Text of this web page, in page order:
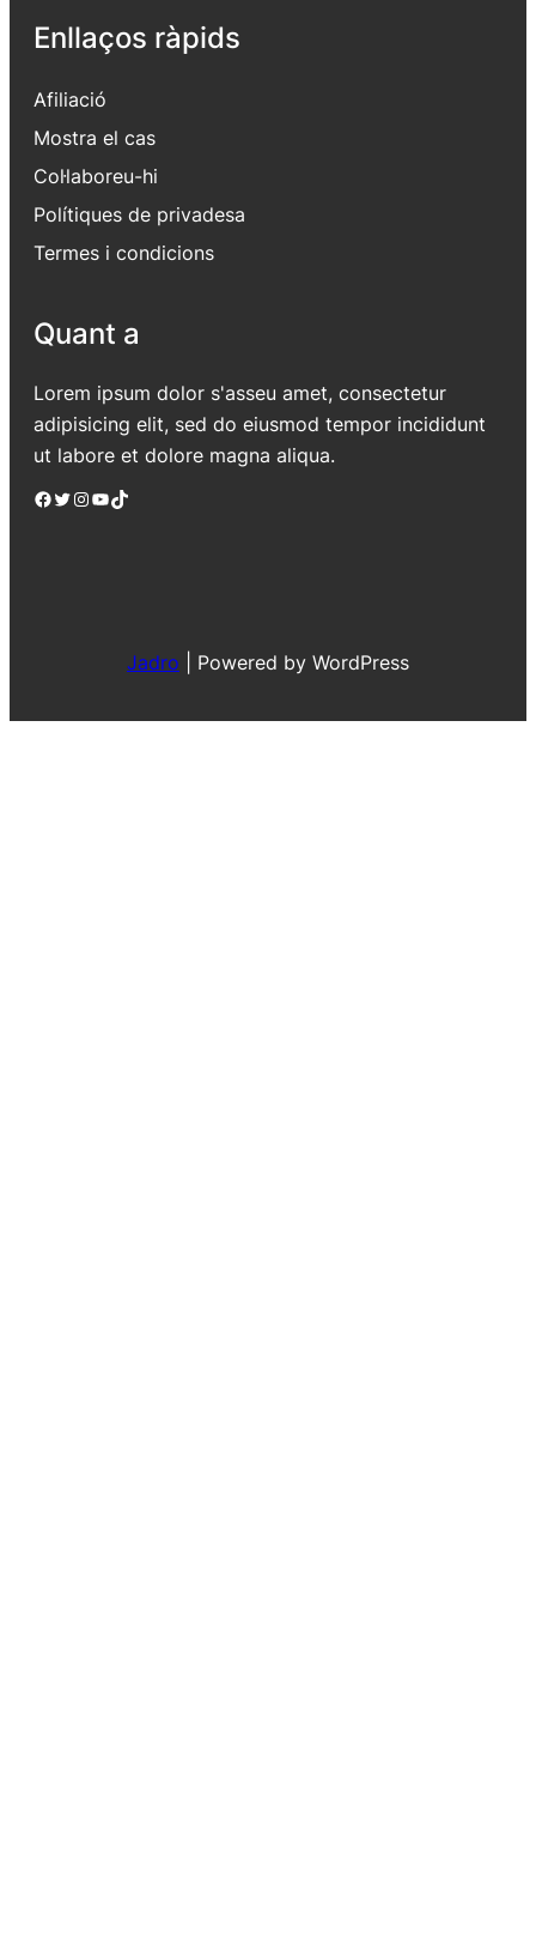
Enllaços ràpids
Afiliació
Mostra el cas
Col·laboreu-hi
Polítiques de privadesa
Termes i condicions
Quant a
Lorem ipsum dolor s'asseu amet, consectetur
adipisicing elit, sed do eiusmod tempor incididunt
ut labore et dolore magna aliqua.
Facebook Twitter Instagram YouTube TikTok
Jadro Powered by WordPress